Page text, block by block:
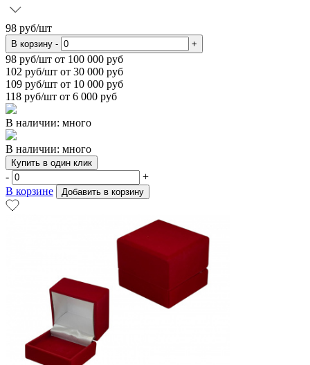
98 руб/шт
В корзину - +
98 руб/шт от 100 000 руб
102 руб/шт от 30 000 руб
109 руб/шт от 10 000 руб
118 руб/шт от 6 000 руб
В наличии: много
В наличии: много
Купить в один клик
-
+
В корзине
Добавить в корзину